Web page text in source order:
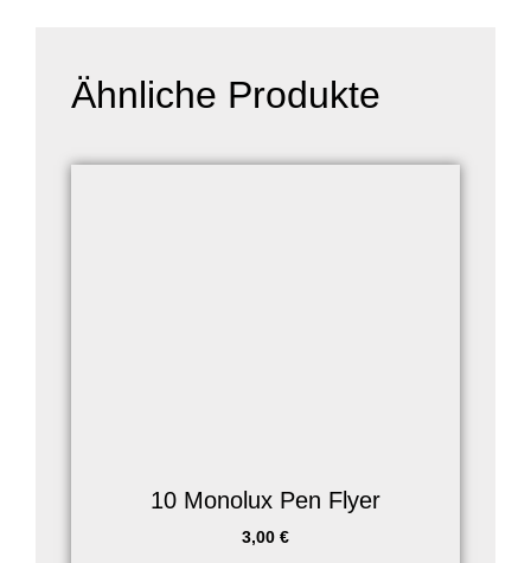
Ähnliche Produkte
10 Monolux Pen Flyer
3,00 €